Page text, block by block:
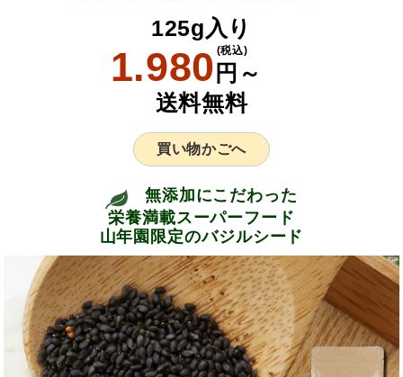
125g入り
1.980 円～
(税込)
送料無料
買い物かごへ
無添加にこだわった
栄養満載スーパーフード
山年園限定のバジルシード